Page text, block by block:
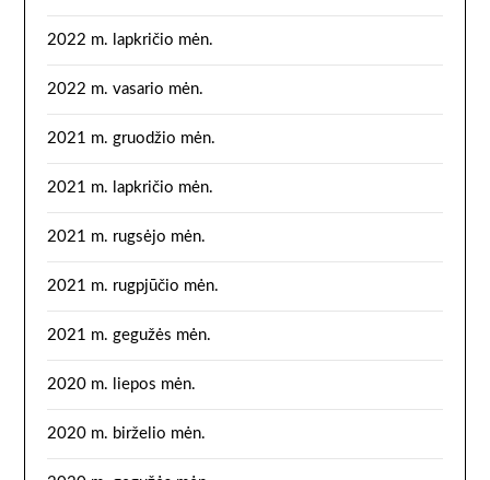
2022 m. lapkričio mėn.
2022 m. vasario mėn.
2021 m. gruodžio mėn.
2021 m. lapkričio mėn.
2021 m. rugsėjo mėn.
2021 m. rugpjūčio mėn.
2021 m. gegužės mėn.
2020 m. liepos mėn.
2020 m. birželio mėn.